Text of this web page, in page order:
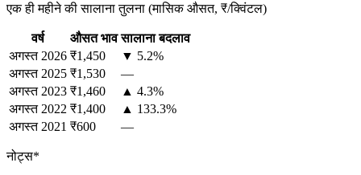
एक ही महीने की सालाना तुलना (मासिक औसत, ₹/क्विंटल)
वर्ष औसत भाव सालाना बदलाव
अगस्त 2026 ₹1,450
▼ 5.2%
अगस्त 2025 ₹1,530
—
अगस्त 2023 ₹1,460
▲ 4.3%
अगस्त 2022 ₹1,400
▲ 133.3%
अगस्त 2021 ₹600 —
नोट्स*